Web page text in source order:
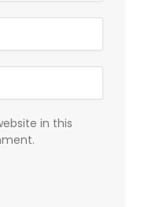
in this